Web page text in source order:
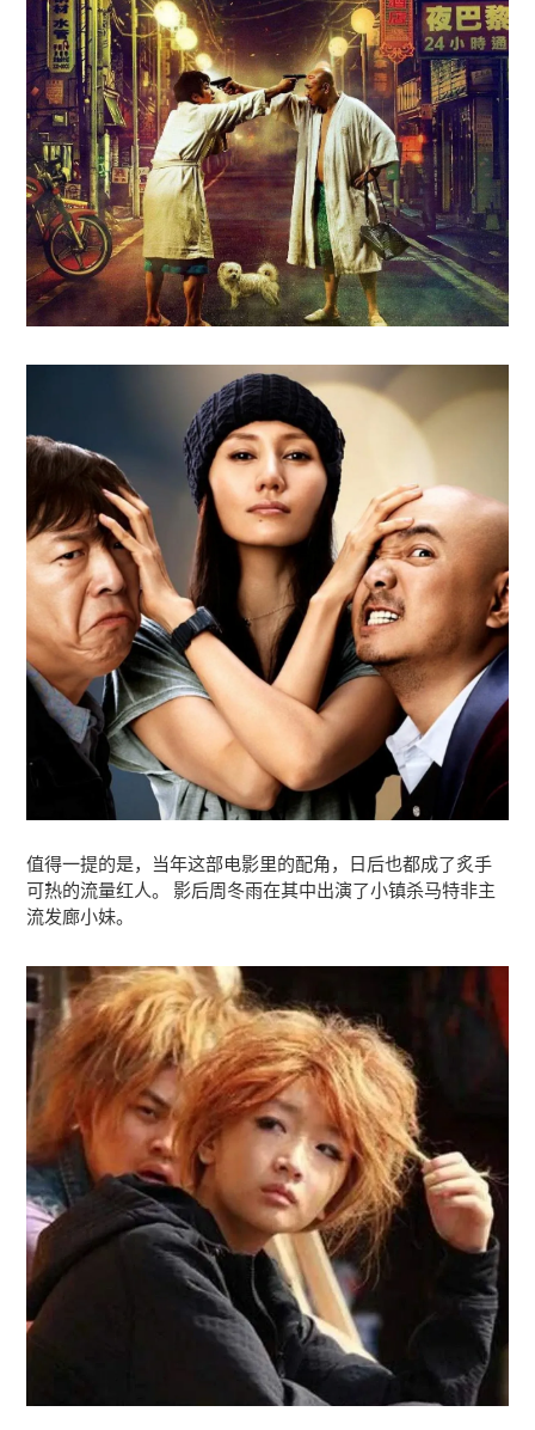
值得一提的是，当年这部电影里的配角，日后也都成了炙手
可热的流量红人。 影后周冬雨在其中出演了小镇杀马特非主
流发廊小妹。